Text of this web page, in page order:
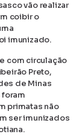
vão realizar
coibir o
imunizado.
com circulação
Preto,
de Minas
foram
primatas não
ser imunizados